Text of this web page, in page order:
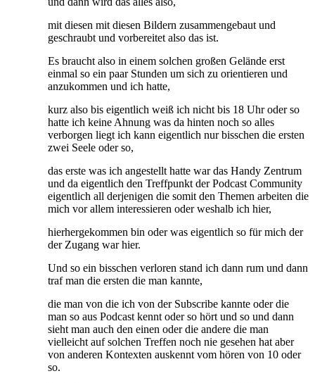
mit diesen mit diesen Bildern zusammengebaut und
geschraubt und vorbereitet also das ist.
Es braucht also in einem solchen großen Gelände erst
einmal so ein paar Stunden um sich zu orientieren und
anzukommen und ich hatte,
kurz also bis eigentlich weiß ich nicht bis 18 Uhr oder so
hatte ich keine Ahnung was da hinten noch so alles
verborgen liegt ich kann eigentlich nur bisschen die ersten
zwei Seele oder so,
das erste was ich angestellt hatte war das Handy Zentrum
und da eigentlich den Treffpunkt der Podcast Community
eigentlich all derjenigen die somit den Themen arbeiten die
mich vor allem interessieren oder weshalb ich hier,
hierhergekommen bin oder was eigentlich so für mich der
der Zugang war hier.
Und so ein bisschen verloren stand ich dann rum und dann
traf man die ersten die man kannte,
die man von die ich von der Subscribe kannte oder die
man so aus Podcast kennt oder so hört und so und dann
sieht man auch den einen oder die andere die man
vielleicht auf solchen Treffen noch nie gesehen hat aber
von anderen Kontexten auskennt vom hören von 10 oder
so.